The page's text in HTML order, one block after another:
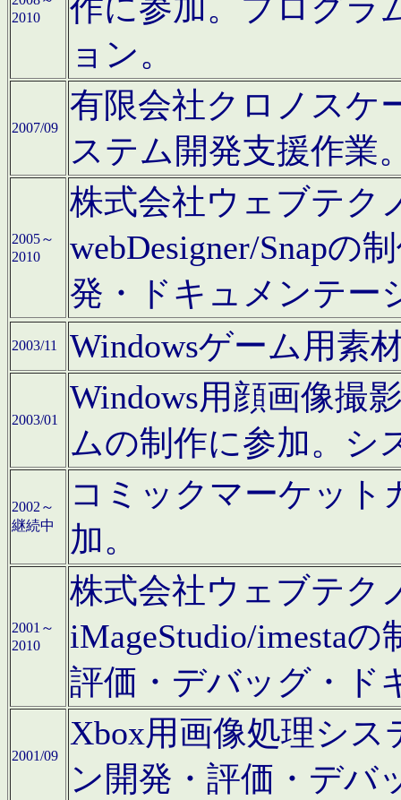
2010
作に参加。プログラ
ョン。
2007/09
有限会社クロノスケ
ステム開発支援作業
2005～
2010
株式会社ウェブテク
webDesigner/Snapの
発・ドキュメンテー
2003/11 Windowsゲーム用素
2003/01
Windows用顔画像撮
ムの制作に参加。シ
2002～
継続中
コミックマーケット
加。
2001～
2010
株式会社ウェブテク
iMageStudio/imesta
評価・デバッグ・ド
2001/09
Xbox用画像処理シ
ン開発・評価・デバ